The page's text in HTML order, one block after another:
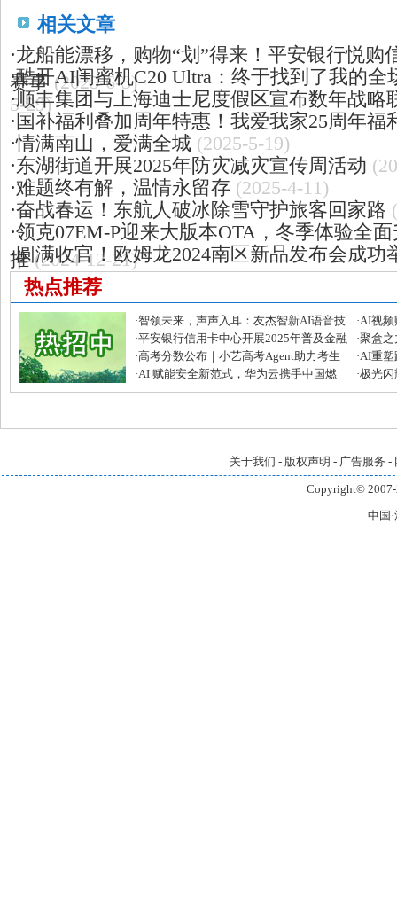
相关文章
·龙船能漂移，购物“划”得来！平安银行悦购
赛事 (2025-6-3)
·酷开AI闺蜜机C20 Ultra：终于找到了我的全
5-29)
·顺丰集团与上海迪士尼度假区宣布数年战略
· 国补福利叠加周年特惠！我爱我家25周年福
·情满南山，爱满全城 (2025-5-19)
·东湖街道开展2025年防灾减灾宣传周活动
·难题终有解，温情永留存 (2025-4-11)
·奋战春运！东航人破冰除雪守护旅客回家路
·领克07EM-P迎来大版本OTA，冬季体验全
推 (2024-12-21)
·圆满收官！欧姆龙2024南区新品发布会成功
热点推荐
·智领未来，声声入耳：友杰智新AI语音技
术再攀高峰
·AI视频
发者大
·平安银行信用卡中心开展2025年普及金融
知识万里行活动
·聚盒
芒宽民
·高考分数公布｜小艺高考Agent助力考生
快准稳填报目标院校和专业
·AI重塑
全链路
·AI 赋能安全新范式，华为云携手中国燃
气筑牢大模型安全“铜墙铁壁”
·极光闪
引领企
关于我们 - 版权声明 - 广告服务 -
Copyright©
中国